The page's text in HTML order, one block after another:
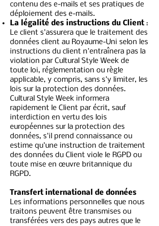
contenu des e-mails et ses pratiques de
déploiement des e-mails.
La légalité des instructions du Client:
Le client s'assurera que le traitement des
données client au Royaume-Uni selon les
instructions du client n'entraînera pas la
violation par Cultural Style Week de
toute loi, réglementation ou règle
applicable, y compris, sans s'y limiter, les
lois sur la protection des données.
Cultural Style Week informera
rapidement le Client par écrit, sauf
interdiction en vertu des lois
européennes sur la protection des
données, s'il prend connaissance ou
estime qu'une instruction de traitement
des données du Client viole le RGPD ou
toute mise en œuvre britannique du
RGPD.
Transfert international de données
Les informations personnelles que nous
traitons peuvent être transmises ou
transférées vers des pays autres que le